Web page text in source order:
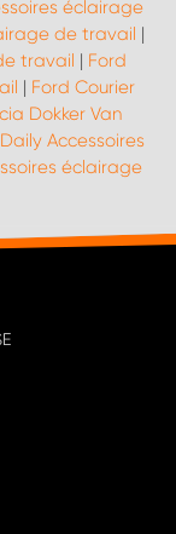
éclairage
de travail |
travail | Ford
| Ford Courier
Dokker Van
Accessoires
éclairage